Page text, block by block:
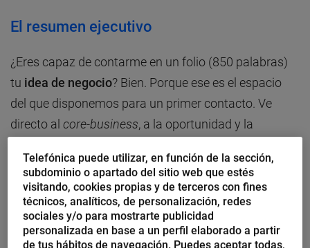
El resumen ejecutivo
¿Eres capaz de contarme en un folio (850 palabras)
tu idea de negocio? Bien. Porque ese es el espacio
del que disponemos para un primer contacto. Ve
directo al core-business, a la oportunidad y la
siguientes páginas.
Análisis de mercado
En este apartado, se trata de explicarpor qué hay
Telefónica puede utilizar, en función de la sección,
subdominio o apartado del sitio web que estés
visitando, cookies propias y de terceros con fines
técnicos, analíticos, de personalización, redes
sociales y/o para mostrarte publicidad
personalizada en base a un perfil elaborado a partir
de tus hábitos de navegación. Puedes aceptar todas,